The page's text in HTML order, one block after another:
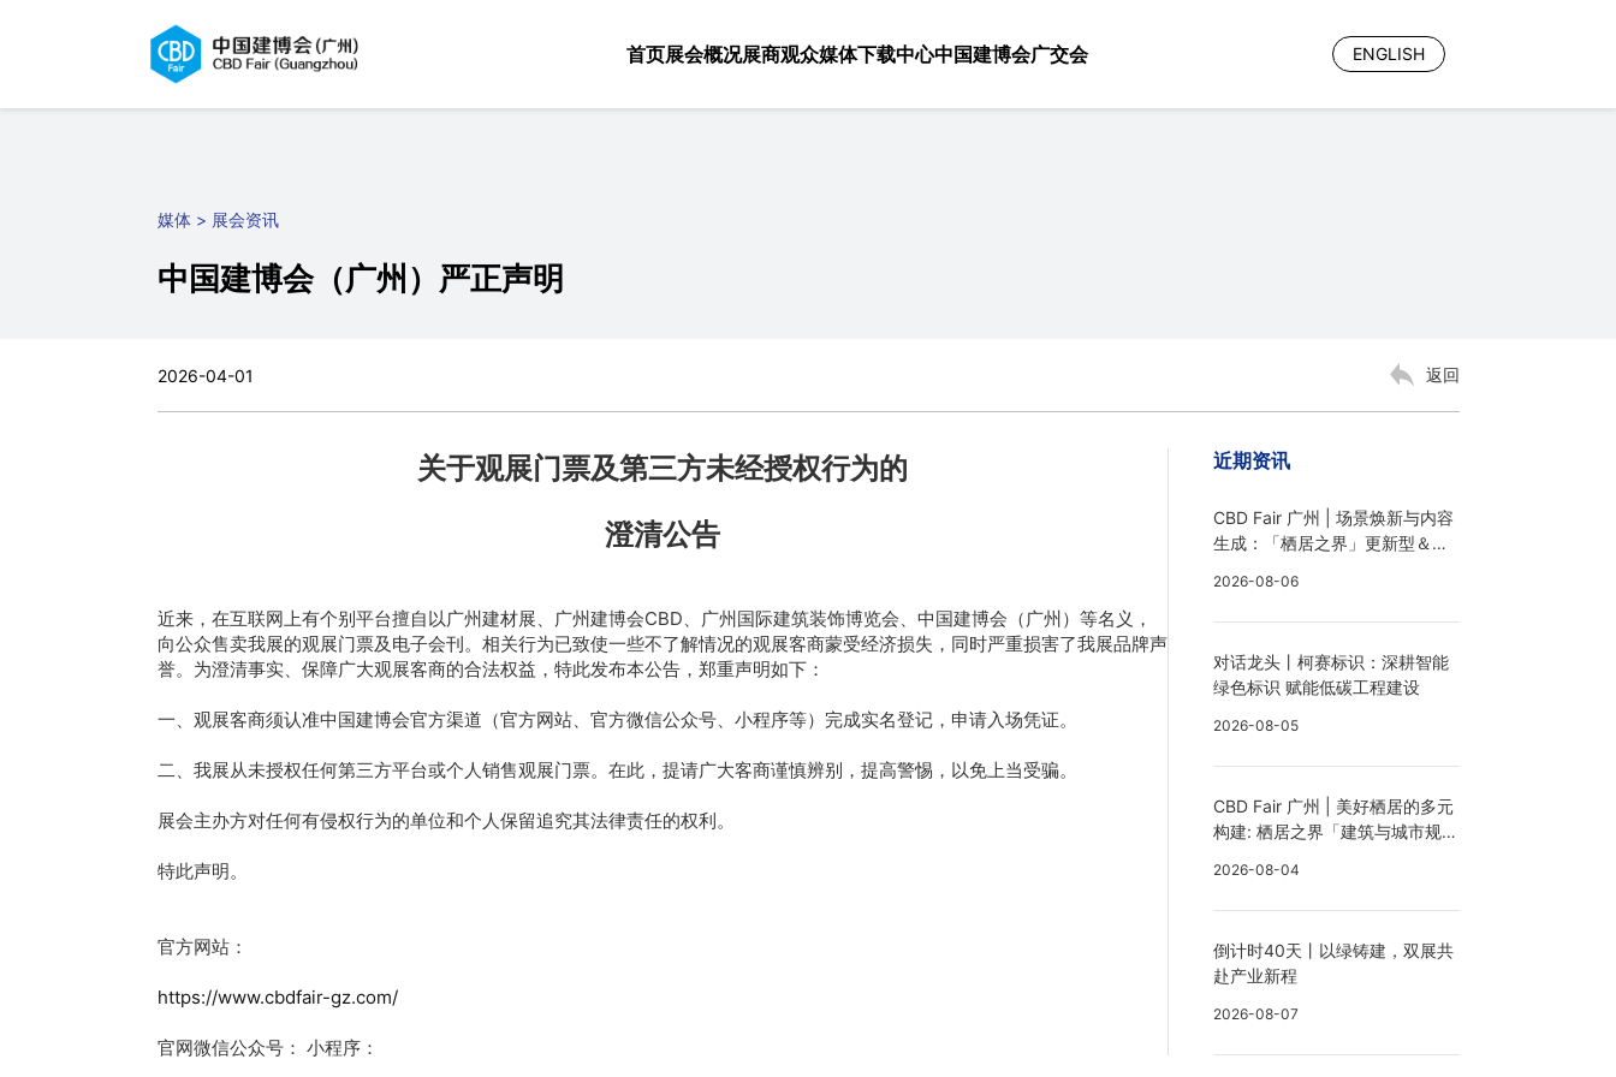
首页展会概况展商观众媒体下载中心中国建博会广交会 ENGLISH
展商
中国建博会
媒体 > 展会资讯
中国建博会（广州）严正声明
2026-04-01 返回
关于观展门票及第三方未经授权行为的
澄清公告
近来，在互联网上有个别平台擅自以广州建材展、广州建博会CBD、广州国际建筑装饰博览会、中国建博会（广州）等名义，
向公众售卖我展的观展门票及电子会刊。相关行为已致使一些不了解情况的观展客商蒙受经济损失，同时严重损害了我展品牌声
誉。为澄清事实、保障广大观展客商的合法权益，特此发布本公告，郑重声明如下：
一、观展客商须认准中国建博会官方渠道（官方网站、官方微信公众号、小程序等）完成实名登记，申请入场凭证。
二、我展从未授权任何第三方平台或个人销售观展门票。在此，提请广大客商谨慎辨别，提高警惕，以免上当受骗。
展会主办方对任何有侵权行为的单位和个人保留追究其法律责任的权利。
特此声明。
官方网站：
https://www.cbdfair-gz.com/
官网微信公众号： 小程序：
近期资讯
CBD Fair 广州 | 场景焕新与内容
生成：「栖居之界」更新型＆创
2026-08-06
对话龙头丨柯赛标识：深耕智能
绿色标识 赋能低碳工程建设
2026-08-05
CBD Fair 广州 | 美好栖居的多元
构建: 栖居之界「建筑与城市规
2026-08-04
倒计时40天丨以绿铸建，双展共
赴产业新程
2026-08-07